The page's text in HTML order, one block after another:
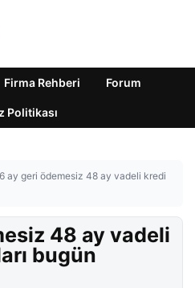
Firma Rehberi Forum
Politikası
6 ay geri ödemesiz 48 ay vadeli kredi
48 ay vadeli
bugün